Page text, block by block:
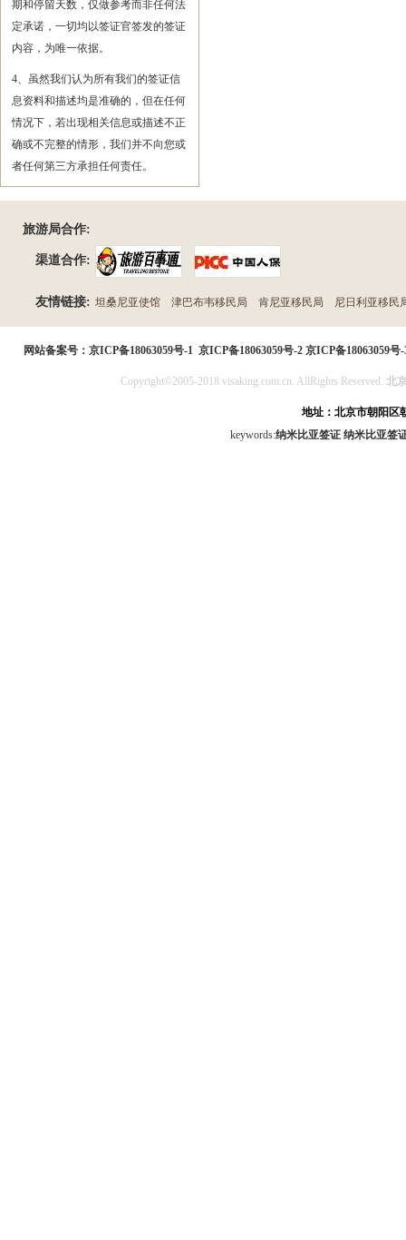
期和停留天数，仅做参考而非任何法
定承诺，一切均以签证官签发的签证
内容，为唯一依据。
4、虽然我们认为所有我们的签证信
息资料和描述均是准确的，但在任何
情况下，若出现相关信息或描述不正
确或不完整的情形，我们并不向您或
者任何第三方承担任何责任。
旅游局合作:
渠道合作:
友情链接: 坦桑尼亚使馆 津巴布韦移民局 肯尼亚移民局 尼日利亚移民
网站备案号： 京ICP备18063059号-1 京ICP备18063059号-2 京ICP备18063059号-
Copyright©2005-2018 visaking.com.cn. AllRights Reserved. 北
地址：北京市朝阳区
keywords:纳米比亚签证 纳米比亚签